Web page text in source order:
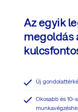
Az egyik
megoldás
Új
Okosabb és 10-